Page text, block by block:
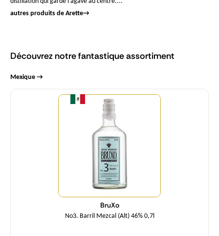
autres produits de Arette→
Découvrez notre fantastique assortiment
Mexique →
BruXo
No3. Barril Mezcal (Alt) 46% 0,7l
Quantité